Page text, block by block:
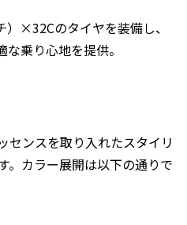
）×32Cのタイヤを装備し、
乗り心地を提供。
センスを取り入れたスタイリ
。カラー展開は以下の通りで